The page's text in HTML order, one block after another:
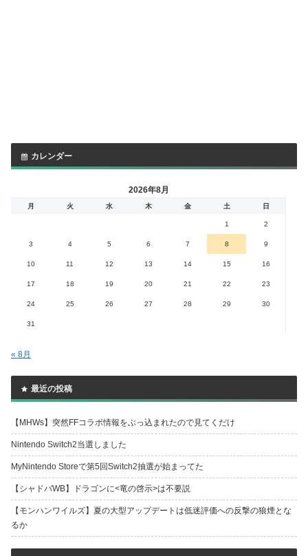
カレンダー
2026年8月
月 火 水 木 金 土 日
1 2
3 4 5 6 7 8 9
10 11 12 13 14 15 16
17 18 19 20 21 22 23
24 25 26 27 28 29 30
31
« 8月
最近の投稿
【MHWs】突然FFコラボ情報をぶっ込まれたので見てくだけ
Nintendo Switch2当選しました
MyNintendo Storeで第5回Switch2抽選が始まってた
【シャドバWB】ドラゴンに<竜の啓示>は不要説
【モンハンワイルズ】夏の大型アップデートは低迷評価への反撃の狼煙とな
るか